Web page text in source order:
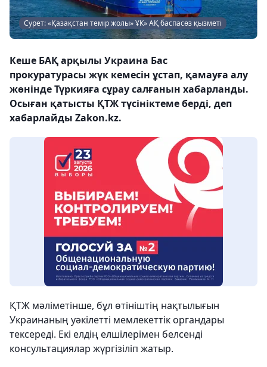
Сурет: «Қазақстан темір жолы» ҰК» АҚ баспасөз қызметі
Кеше БАҚ арқылы Украина Бас
прокуратурасы жүк кемесін ұстап, қамауға алу
жөнінде Түркияға сұрау салғанын хабарланды.
Осыған қатысты ҚТЖ түсініктеме берді, деп
хабарлайды Zakon.kz.
ҚТЖ мәліметінше, бұл өтініштің нақтылығын
Украинаның уәкілетті мемлекеттік органдары
тексереді. Екі елдің елшілерімен белсенді
консультациялар жүргізіліп жатыр.